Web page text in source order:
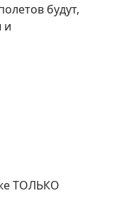
будут,
и
ТОЛЬКО